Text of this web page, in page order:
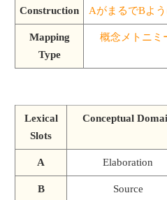
Construction AがまるでBよ
Mapping
Type
概念メトニミ
Lexical
Slots
Conceptual
A Elaboration
B Source